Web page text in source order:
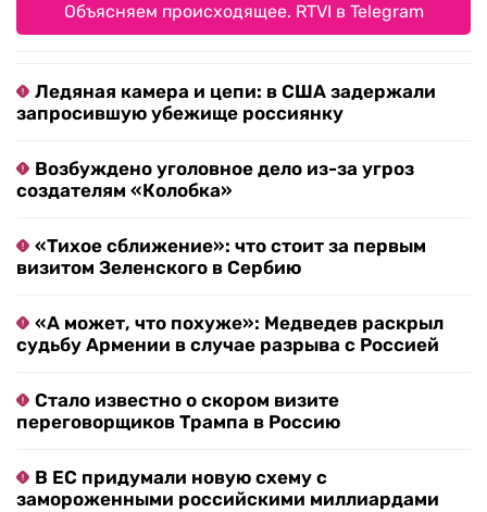
Объясняем происходящее. RTVI в Telegram
Ледяная камера и цепи: в США задержали
запросившую убежище россиянку
Возбуждено уголовное дело из-за угроз
создателям «Колобка»
«Тихое сближение»: что стоит за первым
визитом Зеленского в Сербию
«А может, что похуже»: Медведев раскрыл
судьбу Армении в случае разрыва с Россией
Стало известно о скором визите
переговорщиков Трампа в Россию
В ЕС придумали новую схему с
замороженными российскими миллиардами